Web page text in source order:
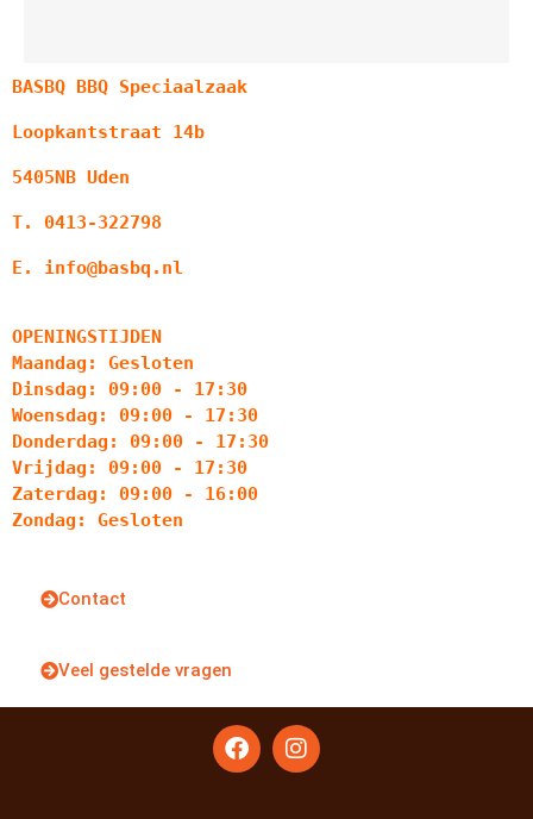
BASBQ BBQ Speciaalzaak
Loopkantstraat 14b
5405NB Uden
T. 0413-322798
E. info@basbq.nl
OPENINGSTIJDEN
Maandag: Gesloten
Dinsdag: 09:00 - 17:30
Woensdag: 09:00 - 17:30
Donderdag: 09:00 - 17:30
Vrijdag: 09:00 - 17:30
Zaterdag: 09:00 - 16:00
Zondag: Gesloten
Contact
Veel gestelde vragen